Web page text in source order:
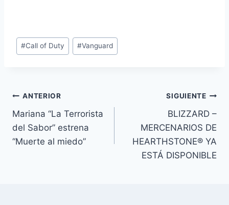
Etiquetas
de
#Call of Duty #Vanguard
Navegación
de
entradas
ANTERIOR
Mariana “La Terrorista
del Sabor” estrena
“Muerte al miedo”
SIGUIENTE
BLIZZARD –
MERCENARIOS DE
HEARTHSTONE® YA
ESTÁ DISPONIBLE